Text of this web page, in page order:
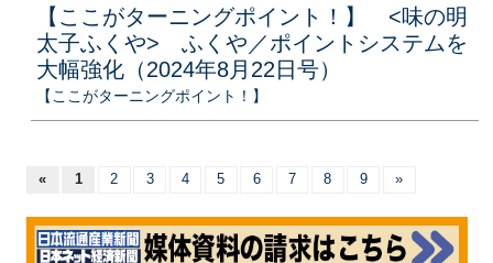
【ここがターニングポイント！】 <味の明
太子ふくや> ふくや／ポイントシステムを
大幅強化（2024年8月22日号）
【ここがターニングポイント！】
« 1 2 3 4 5 6 7 8 9 »